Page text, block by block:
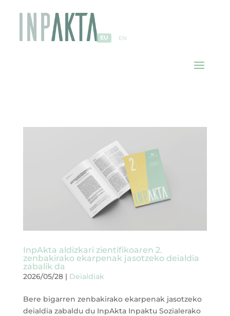
EU EN
InpAkta aldizkari zientifikoaren 2.
zenbakirako ekarpenak jasotzeko deialdia
zabalik da
2026/05/28| Deialdiak
Bere bigarren zenbakirako ekarpenak jasotzeko
deialdia zabaldu du InpAkta Inpaktu Sozialerako